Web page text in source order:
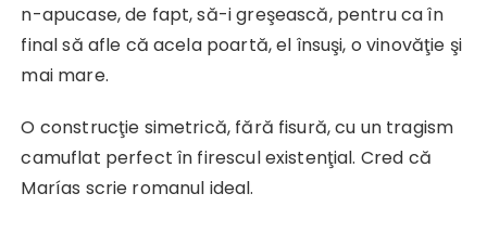
n-apucase, de fapt, să-i greşească, pentru ca în
final să afle că acela poartă, el însuşi, o vinovăţie şi
mai mare.
O construcţie simetrică, fără fisură, cu un tragism
camuflat perfect în firescul existenţial. Cred că
Marías scrie romanul ideal.